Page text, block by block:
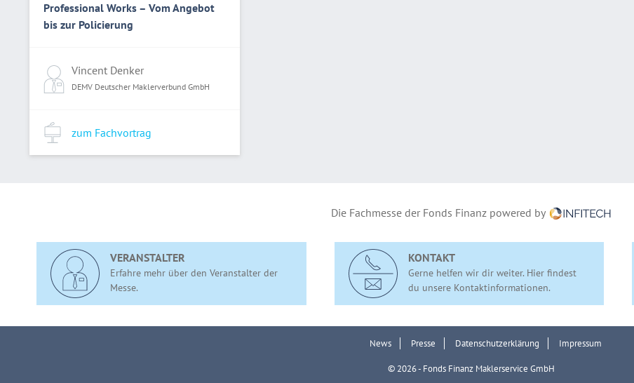
Professional Works – Vom Angebot
bis zur Policierung
Vincent Denker
DEMV Deutscher Maklerverbund GmbH
zum Fachvortrag
Die Fachmesse der Fonds Finanz powered by
VERANSTALTER
Erfahre mehr über den Veranstalter der
Messe.
KONTAKT
Gerne helfen wir dir weiter. Hier findest
du unsere Kontaktinformationen.
News Presse Datenschutzerklärung Impressum
© 2026 - Fonds Finanz Maklerservice GmbH